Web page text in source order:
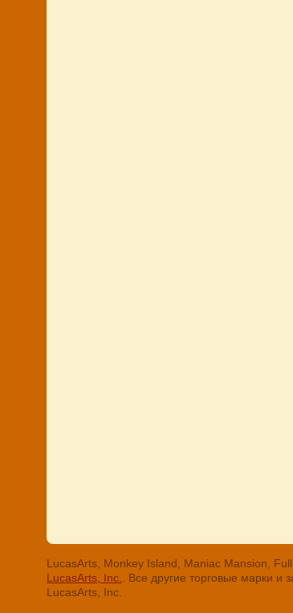
LucasArts, Monkey Island, Maniac Mansion,
LucasArts, Inc.
. Все другие торговые марки
LucasArts, Inc.